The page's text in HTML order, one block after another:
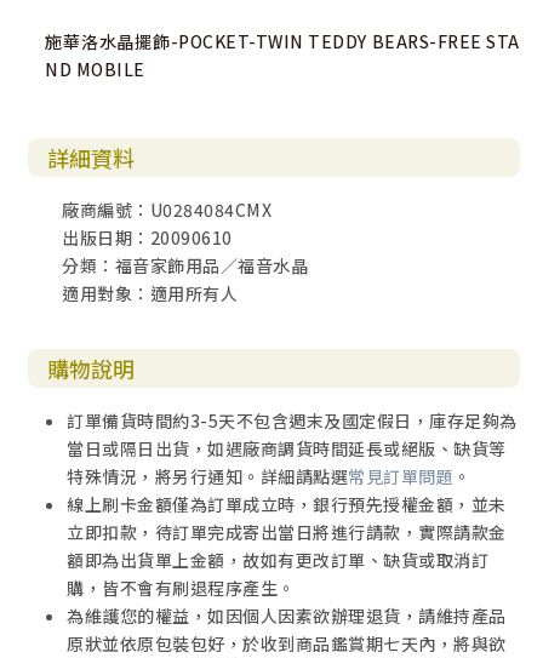
施華洛水晶擺飾-POCKET-TWIN TEDDY BEARS-FREE STA
ND MOBILE
詳細資料
廠商編號：U0284084CMX
出版日期：20090610
分類：福音家飾用品／福音水晶
適用對象：適用所有人
購物說明
訂單備貨時間約3-5天不包含週末及國定假日，庫存足夠為
當日或隔日出貨，如遇廠商調貨時間延長或絕版、缺貨等
特殊情況，將另行通知。詳細請點選常見訂單問題 。
線上刷卡金額僅為訂單成立時，銀行預先授權金額，並未
立即扣款，待訂單完成寄出當日將進行請款，實際請款金
額即為出貨單上金額，故如有更改訂單、缺貨或取消訂
購，皆不會有刷退程序產生。
為維護您的權益，如因個人因素欲辦理退貨，請維持產品
原狀並依原包裝包好，於收到商品鑑賞期七天內，將與欲